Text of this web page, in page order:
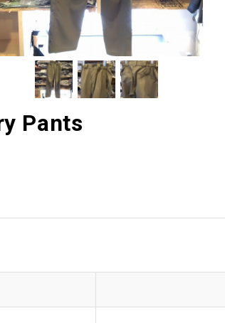
Pants